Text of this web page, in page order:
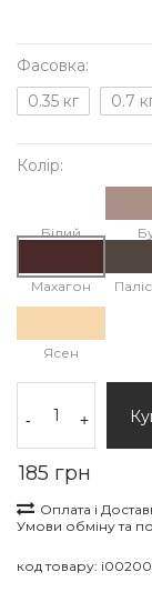
Фасовка:
0.35 кг
0.7
Колір:
Білий
Махагон
Ясен
- +
185 грн
Оплата і
Умови обміну та
код товару: